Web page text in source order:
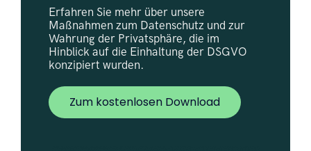
Erfahren Sie mehr über unsere
Maßnahmen zum Datenschutz und zur
Wahrung der Privatsphäre, die im
Hinblick auf die Einhaltung der DSGVO
konzipiert wurden.
Zum kostenlosen Download